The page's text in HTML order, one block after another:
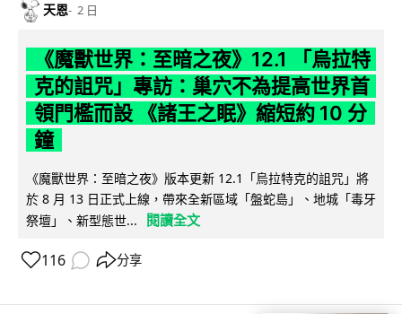
天恩 2 日
《魔獸世界：至暗之夜》12.1 「烏拉特
克的詛咒」專訪：巢穴不為提高世界首
領門檻而設 《諸王之眠》縮短約 10 分
鐘
《魔獸世界：至暗之夜》版本更新 12.1「烏拉特克的詛咒」將
於 8 月 13 日正式上線，帶來全新區域「盤蛇島」、地城「毒牙
祭壇」、新型態世...
閱讀全文
116 分享